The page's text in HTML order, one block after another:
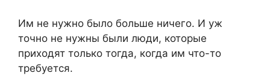
Им не нужно было больше ничего. И уж
точно не нужны были люди, которые
приходят только тогда, когда им что-то
требуется.